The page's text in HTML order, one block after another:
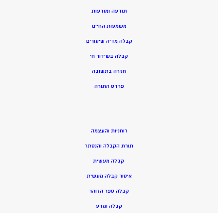
תודעה ומודעות
משמעות החיים
קבלה מדיה שיעורים
קבלה בשידור חי
חזרה בתשובה
פרדס התורה
רוחניות והעצמה
תורת הקבלה והנסתר
קבלה מעשית
איסור קבלה מעשית
קבלה ספר הזוהר
קבלה ומדע